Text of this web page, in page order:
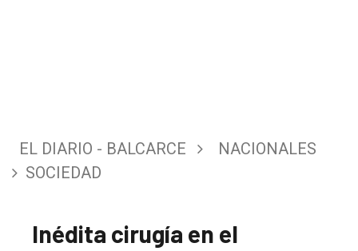
EL DIARIO - BALCARCE
NACIONALES
SOCIEDAD
Inédita cirugía en el